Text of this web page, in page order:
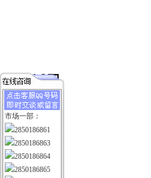
市场一部：
2850186861
2850186863
2850186864
2850186865